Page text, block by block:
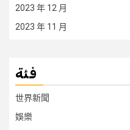
2023 年 12 月
2023 年 11 月
فئة
世界新聞
娛樂